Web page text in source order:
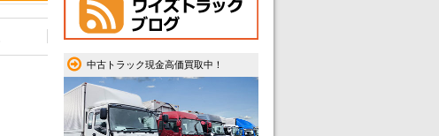
中古トラック現金高価買取中！